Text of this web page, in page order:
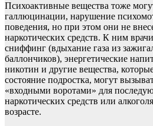
Психоактивные вещества тоже
галлюцинации, нарушение
поведения, но при этом они не
наркотических средств. К ним
сниффинг (вдыхание газа из
баллончиков), энергетические
никотин и другие вещества,
состояние подростка, могут
«входными воротами» для
наркотических средств или
возрасте.